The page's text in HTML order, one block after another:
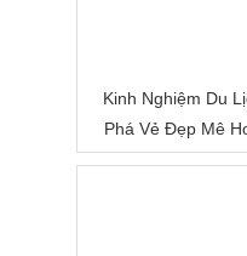
Kinh Nghiệm Du
Phá Vẻ Đẹp Mê